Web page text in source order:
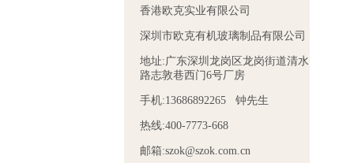
香港欧克实业有限公司
深圳市欧克有机玻璃制品有限公司
地址:广东深圳龙岗区龙岗街道清水
路志敦巷西门6号厂房
手机:13686892265 钟先生
热线:400-7773-668
邮箱:szok@szok.com.cn